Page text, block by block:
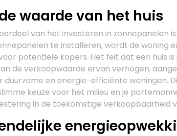
waarde van het huis
van het investeren in zonnepanelen
te installeren, wordt de woning
potentiële kopers. Het feit dat een huis
de verkoopwaarde ervan verhogen,
duurzame en energie-efficiënte woningen.
keuze voor het milieu en je
in de toekomstige verkoopbaarheid